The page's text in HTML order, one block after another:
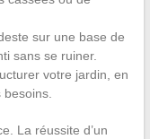
sur une base de
sans se ruiner.
votre jardin, en
La réussite d’un